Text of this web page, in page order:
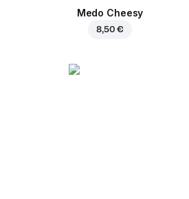
Medo Cheesy
8,50 €